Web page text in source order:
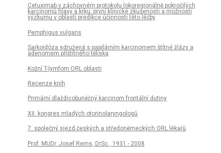
Cetuximab v záchovném protokolu lokoregionálně pokročilých
karcinomů hlavy a krku: první klinické zkušenosti a možnosti
výzkumu v oblasti predikce účinnosti této léčby
Pemphigus vulgaris
Sarkoidóza sdružená s papilárním karcinomem štítné žlázy a
adenomem příštítného tělíska
Kožní T-lymfom ORL oblasti
Recenze knih
Primární dlaždicobuněčný karcinom frontální dutiny
XII. kongres mladých otorinolaryngologů
7. společný sjezd českých a středoněmeckých ORL lékařů
Prof. MUDr. Josef Rems, DrSc., 1931 - 2008